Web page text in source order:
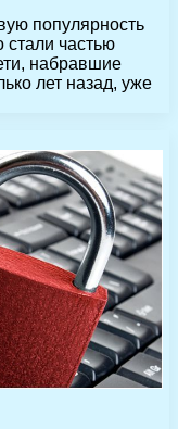
популярность
стали частью
набравшие
лет назад, уже